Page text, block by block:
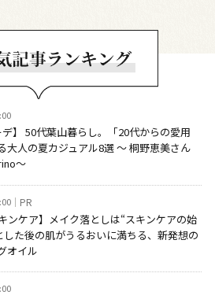
デ】 50代葉山暮らし。「20代からの愛用
大人の夏カジュアル8選 ～ 桐野恵美さん
～
PR
ンケア】メイク落としは“スキンケアの始
した後の肌がうるおいに満ちる、新発想の
オイル